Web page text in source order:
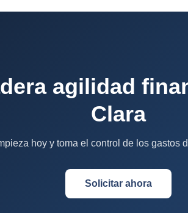
agilidad
Clara
hoy y toma el control de los gastos
Solicitar ahora